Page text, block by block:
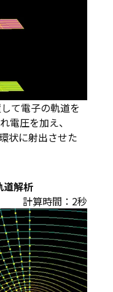
て電子の軌道を
電圧を加え、
状に射出させた
道解析
計算時間：2秒